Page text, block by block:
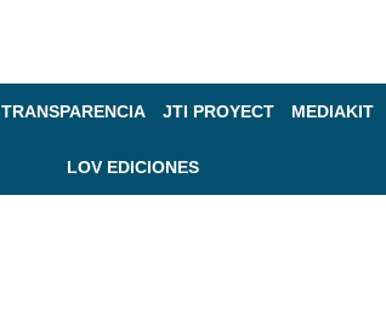
TRANSPARENCIA JTI PROYECT MEDIAKIT
LOV EDICIONES